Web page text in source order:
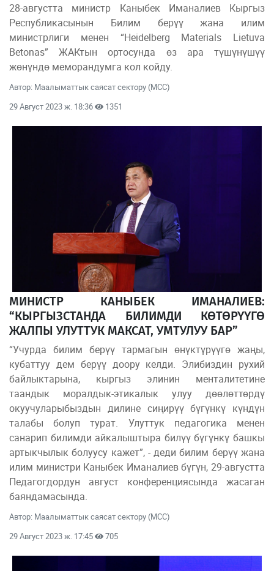
28-августта министр Каныбек Иманалиев Кыргыз
Республикасынын Билим берүү жана илим
министрлиги менен “Heidelberg Materials Lietuva
Betonas” ЖАКтын ортосунда өз ара түшүнүшүү
жөнүндө меморандумга кол койду.
Автор: Маалыматтык саясат сектору (МСС)
29 Август 2023 ж. 18:36
1351
МИНИСТР КАНЫБЕК ИМАНАЛИЕВ:
“КЫРГЫЗСТАНДА БИЛИМДИ КӨТӨРҮҮГӨ
ЖАЛПЫ УЛУТТУК МАКСАТ, УМТУЛУУ БАР”
“Учурда билим берүү тармагын өнүктүрүүгө жаңы,
кубаттуу дем берүү доору келди. Элибиздин рухий
байлыктарына, кыргыз элинин менталитетине
таандык моралдык-этикалык улуу дөөлөттөрдү
окуучуларыбыздын дилине сиңирүү бүгүнкү күндүн
талабы болуп турат. Улуттук педагогика менен
санарип билимди айкалыштыра билүү бүгүнкү башкы
артыкчылык болуусу кажет”, - деди билим берүү жана
илим министри Каныбек Иманалиев бүгүн, 29-августта
Педагогдордун август конференциясында жасаган
баяндамасында.
Автор: Маалыматтык саясат сектору (МСС)
29 Август 2023 ж. 17:45
705